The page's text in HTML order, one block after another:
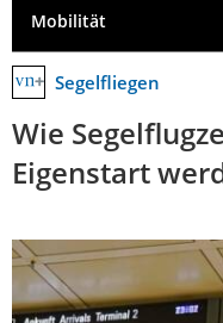
Mobilität
Segelfliegen
Wie
Eigenstart